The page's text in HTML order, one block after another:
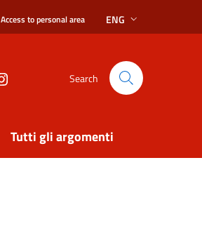
Access to personal area ENG
Search
Tutti gli argomenti